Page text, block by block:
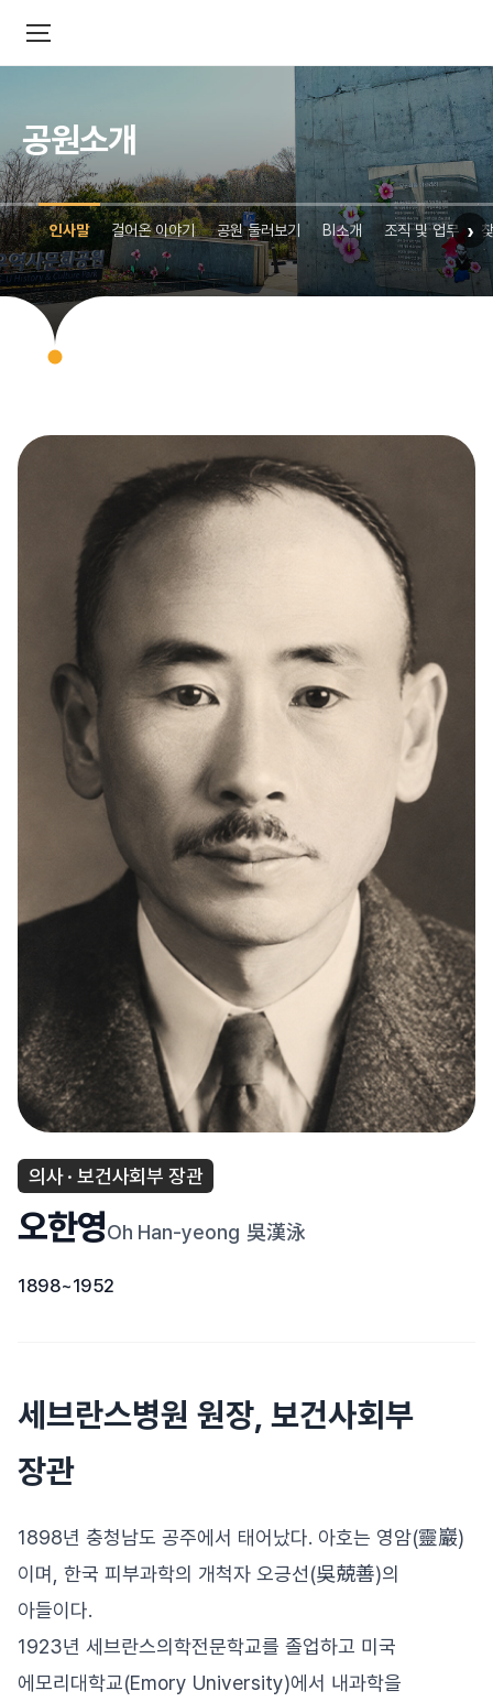
인사말 걸어온 이야기 공원 둘러보기 BI소개 조직 및 업무 ›
공원소개
의사 · 보건사회부 장관
오한영Oh Han-yeong 吳漢泳
1898~1952
세브란스병원 원장, 보건사회부
장관
1898년 충청남도 공주에서 태어났다. 아호는 영암(靈巖)
이며, 한국 피부과학의 개척자 오긍선(吳兢善)의
아들이다.
1923년 세브란스의학전문학교를 졸업하고 미국
에모리대학교(Emory University)에서 내과학을